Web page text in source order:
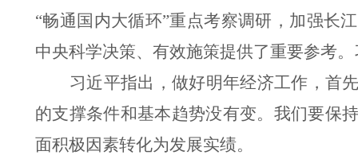
“畅通国内大循环”重点考察调研，加强长
中央科学决策、有效施策提供了重要参考
习近平指出，做好明年经济工作，首
的支撑条件和基本趋势没有变。我们要保
面积极因素转化为发展实绩。